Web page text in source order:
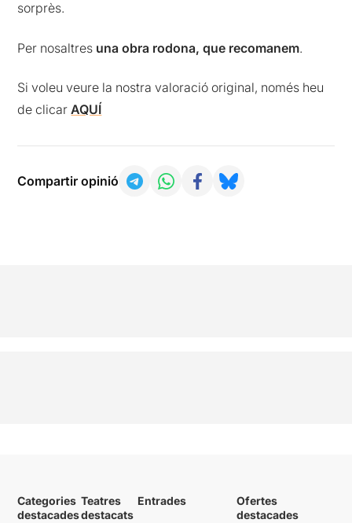
sorprès.
Per nosaltres una obra rodona, que recomanem.
Si voleu veure la nostra valoració original, només heu
de clicarAQUÍ
Compartir opinió
Categories
destacades
Teatres
destacats
Entrades
Ofertes
destacades